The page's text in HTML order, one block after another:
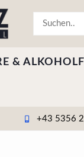
&
+43 5356